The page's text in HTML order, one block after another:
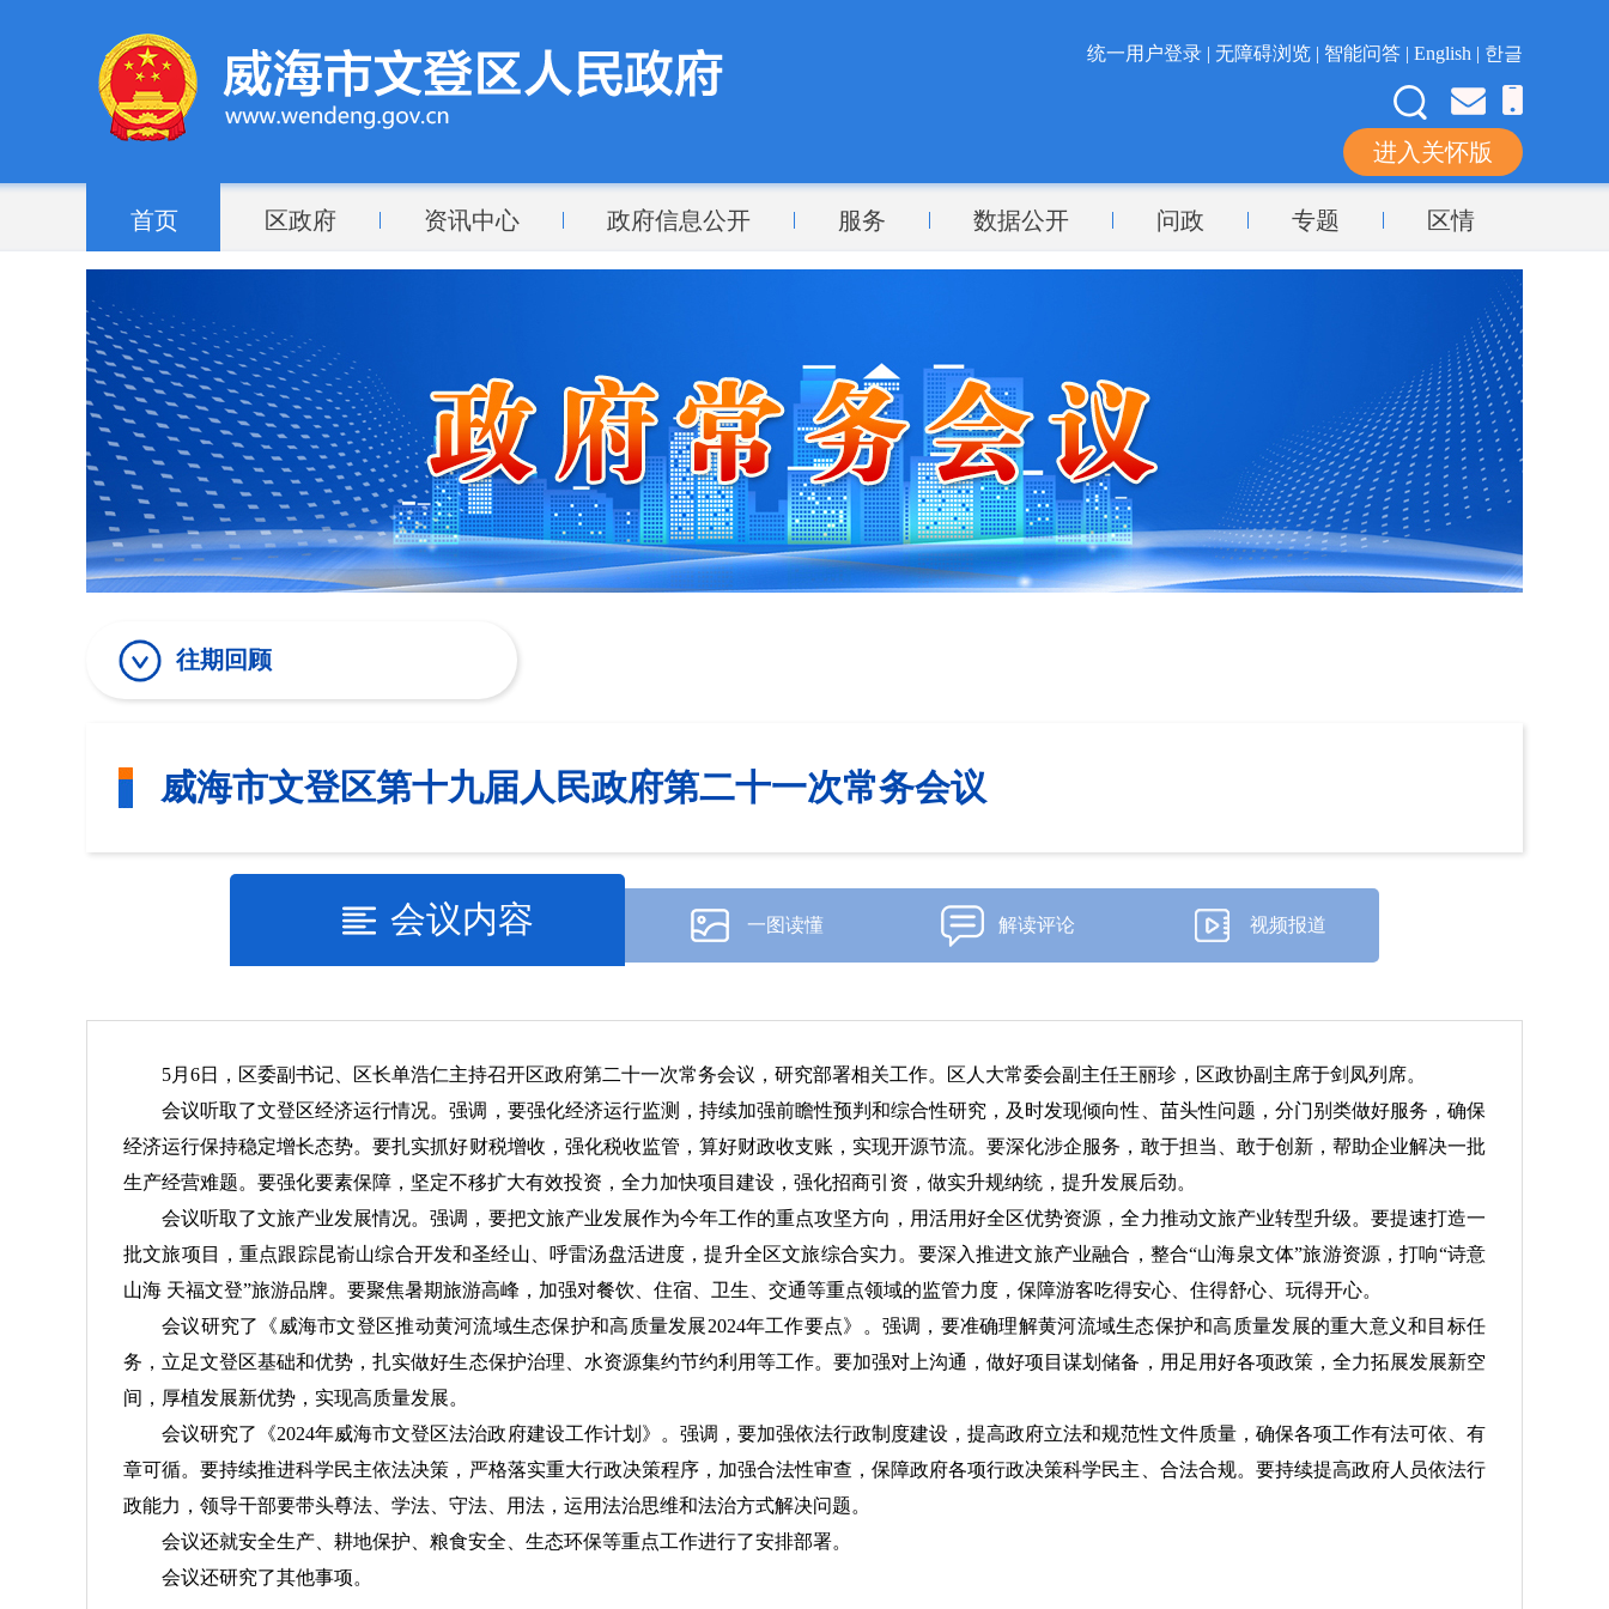
统一用户登录 | 无障碍浏览 | 智能问答 | English | 한글
进入关怀版
首页 区政府 资讯中心 政府信息公开 服务 数据公开 问政 专题 区情
往期回顾
威海市文登区第十九届人民政府第二十一次常务会议
会议内容 一图读懂 解读评论 视频报道
5月6日，区委副书记、区长单浩仁主持召开区政府第二十一次常务会议，研究部署相关工作。区人大常委会副主任王丽珍，区政协副主席于剑凤列席。
会议听取了文登区经济运行情况。强调，要强化经济运行监测，持续加强前瞻性预判和综合性研究，及时发现倾向性、苗头性问题，分门别类做好服务，确保
经济运行保持稳定增长态势。要扎实抓好财税增收，强化税收监管，算好财政收支账，实现开源节流。要深化涉企服务，敢于担当、敢于创新，帮助企业解决一批
生产经营难题。要强化要素保障，坚定不移扩大有效投资，全力加快项目建设，强化招商引资，做实升规纳统，提升发展后劲。
会议听取了文旅产业发展情况。强调，要把文旅产业发展作为今年工作的重点攻坚方向，用活用好全区优势资源，全力推动文旅产业转型升级。要提速打造一
批文旅项目，重点跟踪昆嵛山综合开发和圣经山、呼雷汤盘活进度，提升全区文旅综合实力。要深入推进文旅产业融合，整合“山海泉文体”旅游资源，打响“诗意
山海 天福文登”旅游品牌。要聚焦暑期旅游高峰，加强对餐饮、住宿、卫生、交通等重点领域的监管力度，保障游客吃得安心、住得舒心、玩得开心。
会议研究了《威海市文登区推动黄河流域生态保护和高质量发展2024年工作要点》。强调，要准确理解黄河流域生态保护和高质量发展的重大意义和目标任
务，立足文登区基础和优势，扎实做好生态保护治理、水资源集约节约利用等工作。要加强对上沟通，做好项目谋划储备，用足用好各项政策，全力拓展发展新空
间，厚植发展新优势，实现高质量发展。
会议研究了《2024年威海市文登区法治政府建设工作计划》。强调，要加强依法行政制度建设，提高政府立法和规范性文件质量，确保各项工作有法可依、有
章可循。要持续推进科学民主依法决策，严格落实重大行政决策程序，加强合法性审查，保障政府各项行政决策科学民主、合法合规。要持续提高政府人员依法行
政能力，领导干部要带头尊法、学法、守法、用法，运用法治思维和法治方式解决问题。
会议还就安全生产、耕地保护、粮食安全、生态环保等重点工作进行了安排部署。
会议还研究了其他事项。